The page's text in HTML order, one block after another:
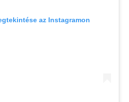
az Instagramon